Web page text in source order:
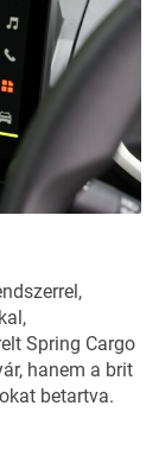
Spring Cargo
hanem a brit
betartva.